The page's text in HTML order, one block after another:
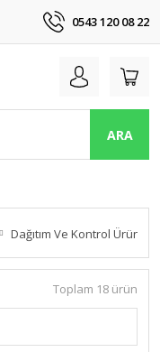
0543 120 08 22
ARA
Dağıtım Ve Kontrol Ürünleri
Toplam 18 ürün